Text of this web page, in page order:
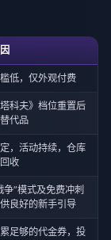
低，仅外观付费
塔科夫》档位重置后
代品
，活动持续，仓库
收
争”模式及免费冲刺
良好的新手引导
足够的代金券，投